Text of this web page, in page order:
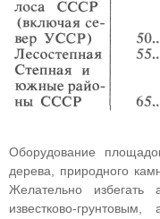
Оборудование
дерева, природного
Желательно избегать
известково-